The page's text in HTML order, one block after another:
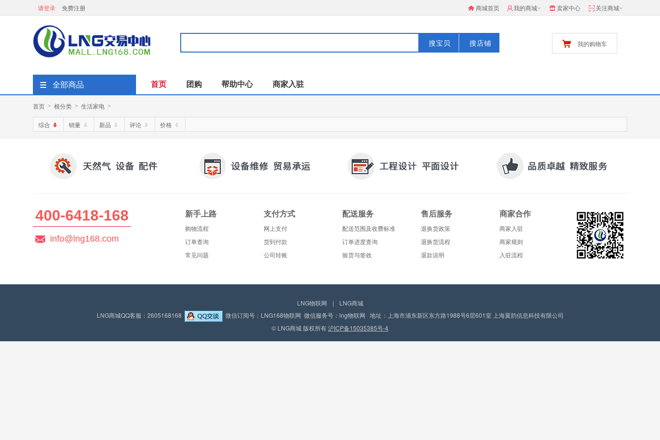
请登录 免费注册 商城首页 我的商城 卖家中心 关注商城
搜店铺
搜宝贝 我的购物车
全部商品 首页 团购 帮助中心 商家入驻
首页 > 根分类 > 生活家电 >
综合 销量 新品 评论 价格
400-6418-168
info@lng168.com
新手上路
购物流程
订单查询
常见问题
支付方式
网上支付
货到付款
公司转账
配送服务
配送范围及收费标准
订单进度查询
验货与签收
售后服务
退换货政策
退换货流程
退款说明
商家合作
商家入驻
商家规则
入驻流程
LNG物联网 |
LNG商城
LNG商城QQ客服：2605168168
微信订阅号：LNG168物联网 微信服务号：lng物联网 地址：上海市浦东新区东方路1988号6层601室 上海翼韵信息科技有限公司
© LNG商城 版权所有沪ICP备15035385号-4